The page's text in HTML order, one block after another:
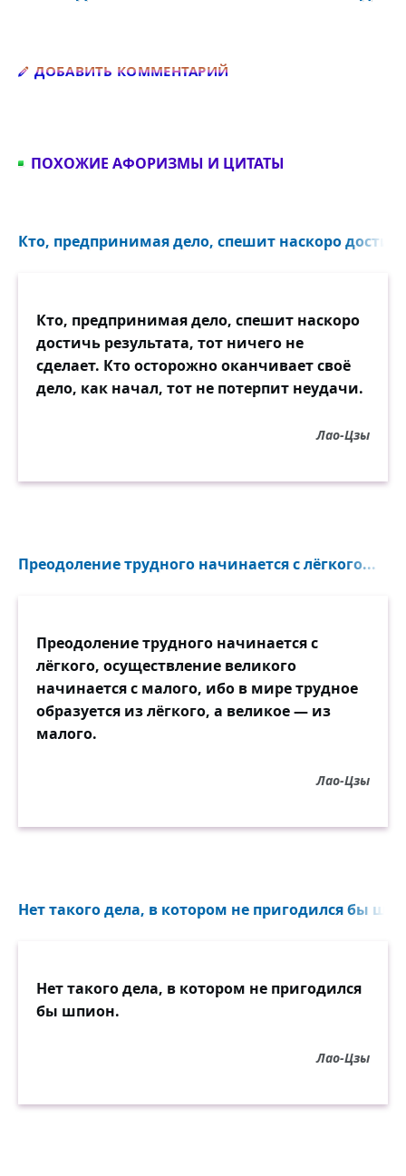
ДОБАВИТЬ КОММЕНТАРИЙ
ПОХОЖИЕ АФОРИЗМЫ И ЦИТАТЫ
Кто, предпринимая дело, спешит наскоро
Кто, предпринимая дело, спешит наскоро
достичь результата, тот ничего не
сделает. Кто осторожно оканчивает своё
дело, как начал, тот не потерпит неудачи.
Лао-Цзы
Преодоление трудного начинается с лёгкого...
Преодоление трудного начинается с
лёгкого, осуществление великого
начинается с малого, ибо в мире трудное
образуется из лёгкого, а великое — из
малого.
Лао-Цзы
Нет такого дела, в котором не пригодился бы
Нет такого дела, в котором не пригодился
бы шпион.
Лао-Цзы